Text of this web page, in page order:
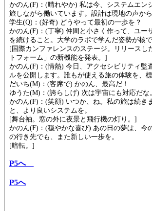
かのん(F)：(晴れやか) 私は今、システムエン
旅しながら働いています。設計は現地の声から
学生(Q)：(好奇) どうやって最初の一歩を？
かのん(F)：(丁寧) 仲間と小さく作って、ユー
を続けること。大学のラボで学んだ姿勢が核で
[国際カンファレンスのステージ。リリースし
トフォーム」の新機能を発表。]
かのん(F)：(情熱) 今日、アクセシビリティ監
ルを公開します。誰もが使える旅の体験を、標
だいち(M)：(客席で) かのん、最高だ！
ゆうた(M)：(誇らしげ) 次は宇宙にも対応だな
かのん(F)：(笑顔) いつか、ね。私の旅は続き
と、より良いシステムを。
[舞台袖。窓の外に夜景と飛行機の灯り。]
かのん(F)：(穏やかな喜び) あの日の夢は、今
の行き先でも、また新しい一歩を。
[暗転。]
P5へ
P5へ